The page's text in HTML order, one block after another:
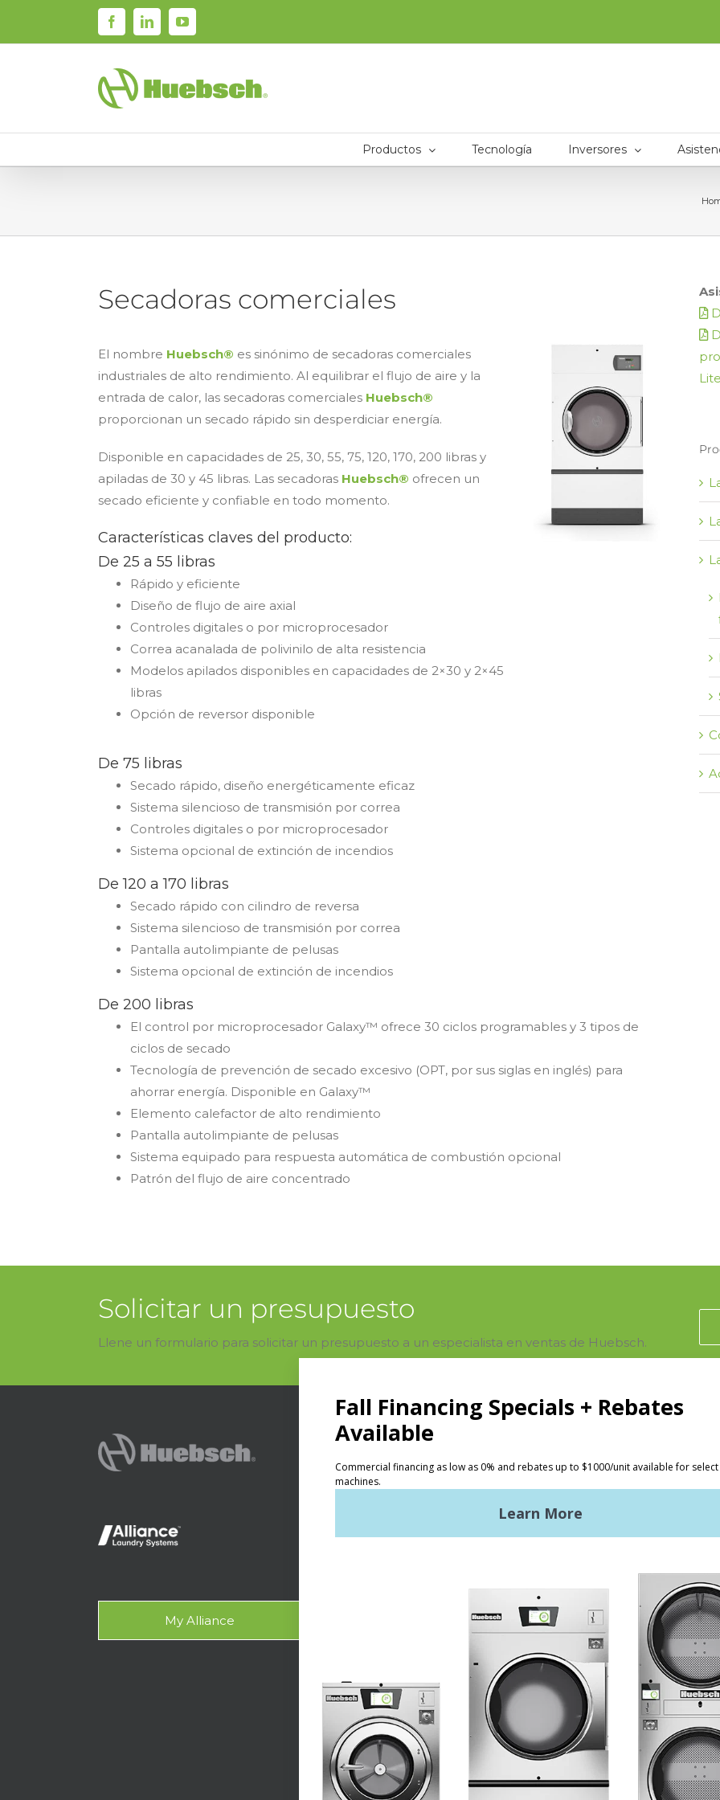
FacebookLinkedInYouTube
Productos Tecnología Inversores
Secadoras comerciales
El nombre Huebsch® es sinónimo de secadoras comerciales
industriales de alto rendimiento. Al equilibrar el flujo de aire y la
entrada de calor, las secadoras comerciales Huebsch®
proporcionan un secado rápido sin desperdiciar energía.
Disponible en capacidades de 25, 30, 55, 75, 120, 170, 200 libras y
apiladas de 30 y 45 libras. Las secadoras Huebsch® ofrecen un
secado eficiente y confiable en todo momento.
Características claves del producto:
De 25 a 55 libras
Rápido y eficiente
Diseño de flujo de aire axial
Controles digitales o por microprocesador
Correa acanalada de polivinilo de alta resistencia
Modelos apilados disponibles en capacidades de 2×30 y 2×45
libras
Opción de reversor disponible
De 75 libras
Secado rápido, diseño energéticamente eficaz
Sistema silencioso de transmisión por correa
Controles digitales o por microprocesador
Sistema opcional de extinción de incendios
De 120 a 170 libras
Secado rápido con cilindro de reversa
Sistema silencioso de transmisión por correa
Pantalla autolimpiante de pelusas
Sistema opcional de extinción de incendios
De 200 libras
El control por microprocesador Galaxy™ ofrece 30 ciclos programables y 3 tipos de
ciclos de secado
Tecnología de prevención de secado excesivo (OPT, por sus siglas en inglés) para
ahorrar energía. Disponible en Galaxy™
Elemento calefactor de alto rendimiento
Pantalla autolimpiante de pelusas
Sistema equipado para respuesta automática de combustión opcional
Patrón del flujo de aire concentrado
Solicitar un presupuesto
Llene un formulario para solicitar un presupuesto a un especialista en ventas de Huebsch.
My Alliance
Productos
Lavandería comercial
Lavandería comercial ligera
Asistencia técnica
Documentación técnica
Diseño de la lavandería
Primeros pasos
Servicio clásico